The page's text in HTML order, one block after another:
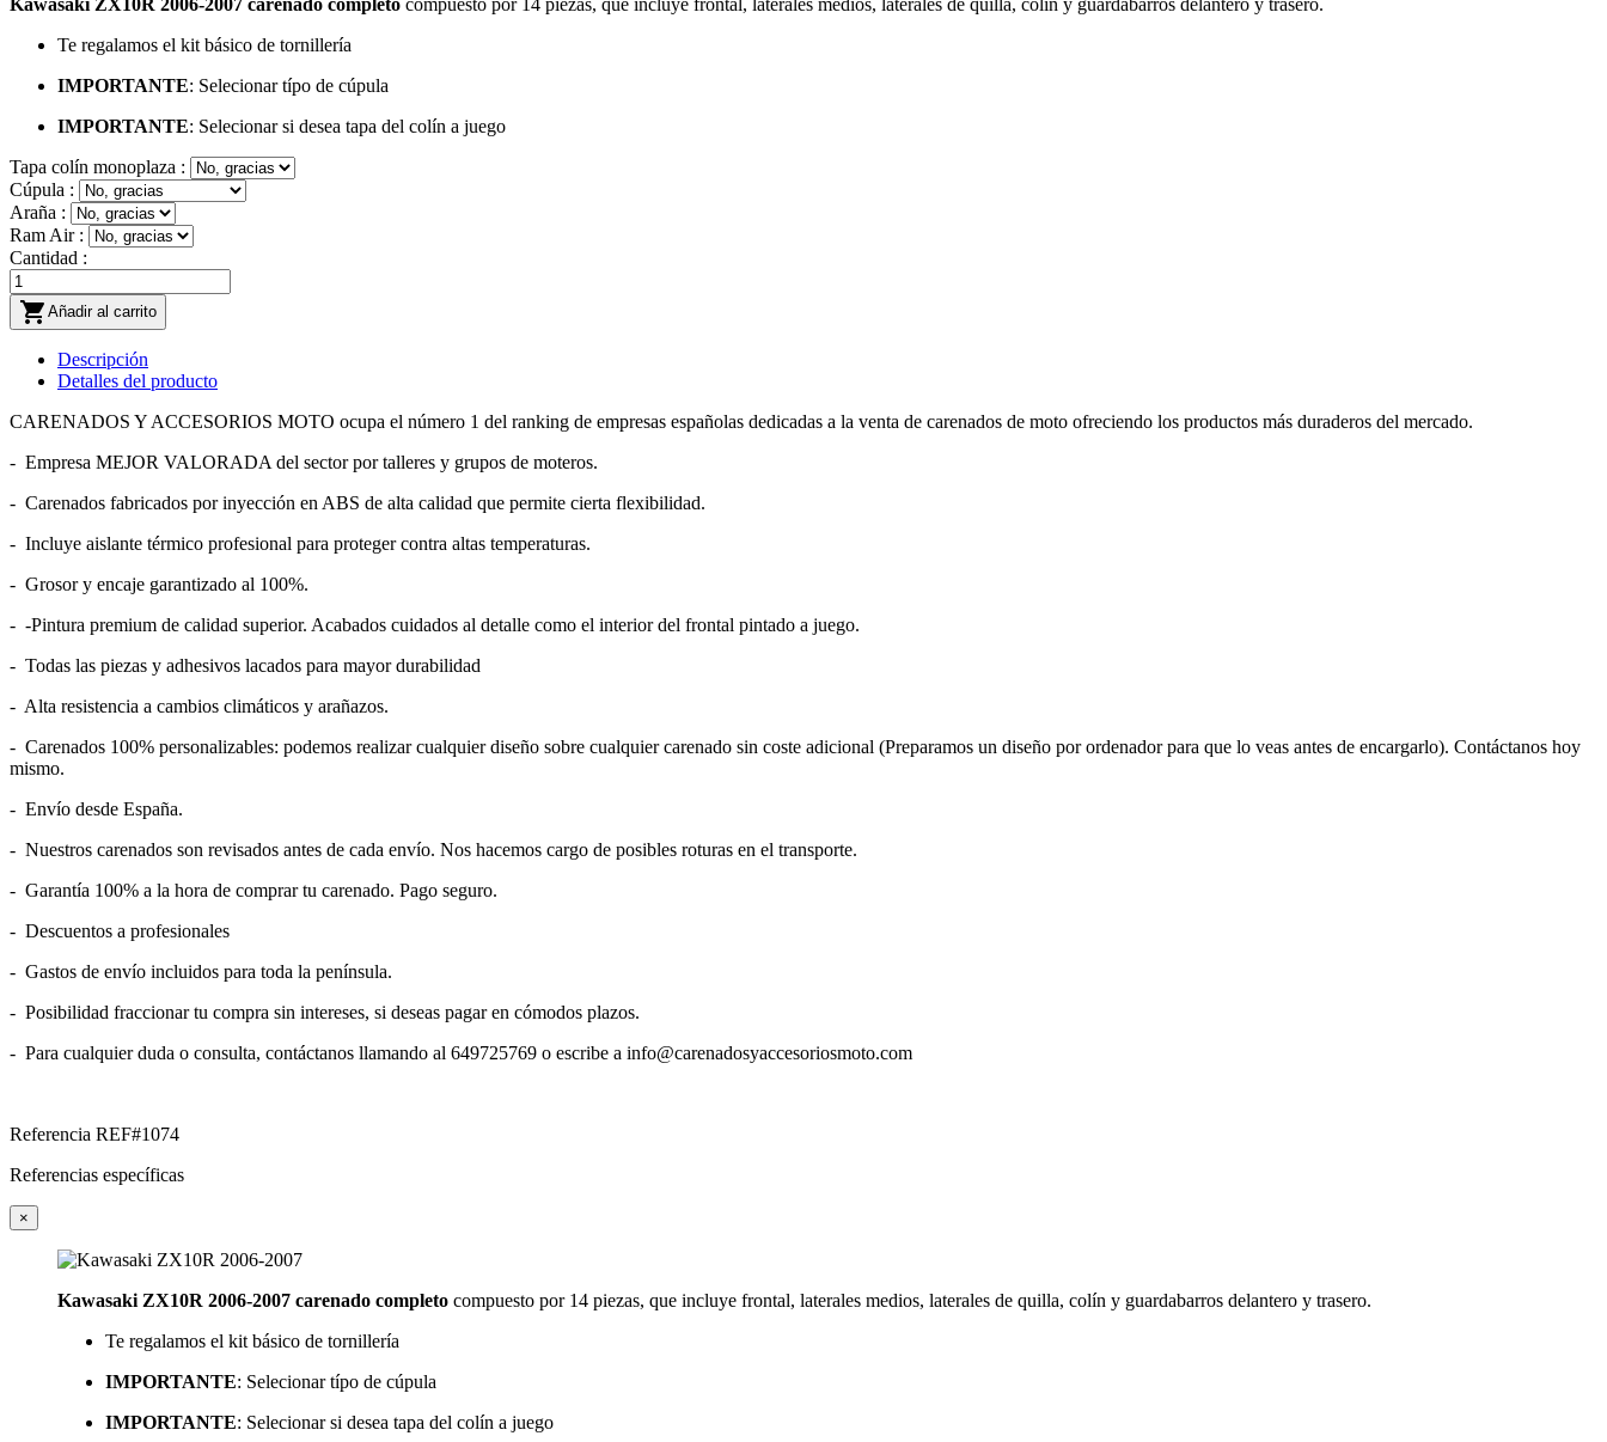
Kawasaki ZX10R 2006-2007 carenado completo compuesto por 14 piezas, que incluye frontal, laterales medios, laterales de quilla, colín y guardabarros delantero y trasero.
Te regalamos el kit básico de tornillería
IMPORTANTE: Selecionar típo de cúpula
IMPORTANTE: Selecionar si desea tapa del colín a juego
Tapa colín monoplaza :
Cúpula :
Araña :
Ram Air :
Cantidad :
 Añadir al carrito
Descripción
Detalles del producto
CARENADOS Y ACCESORIOS MOTO ocupa el número 1 del ranking de empresas españolas dedicadas a la venta de carenados de moto ofreciendo los productos más duraderos del mercado.
- Empresa MEJOR VALORADA del sector por talleres y grupos de moteros.
- Carenados fabricados por inyección en ABS de alta calidad que permite cierta flexibilidad.
- Incluye aislante térmico profesional para proteger contra altas temperaturas.
- Grosor y encaje garantizado al 100%.
- -Pintura premium de calidad superior. Acabados cuidados al detalle como el interior del frontal pintado a juego.
- Todas las piezas y adhesivos lacados para mayor durabilidad
- Alta resistencia a cambios climáticos y arañazos.
- Carenados 100% personalizables: podemos realizar cualquier diseño sobre cualquier carenado sin coste adicional (Preparamos un diseño por ordenador para que lo veas antes de encargarlo). Contáctanos hoy
mismo.
- Envío desde España.
- Nuestros carenados son revisados antes de cada envío. Nos hacemos cargo de posibles roturas en el transporte.
- Garantía 100% a la hora de comprar tu carenado. Pago seguro.
- Descuentos a profesionales
- Gastos de envío incluidos para toda la península.
- Posibilidad fraccionar tu compra sin intereses, si deseas pagar en cómodos plazos.
- Para cualquier duda o consulta, contáctanos llamando al 649725769 o escribe a info@carenadosyaccesoriosmoto.com
Referencia REF#1074
Referencias específicas
×
Kawasaki ZX10R 2006-2007 carenado completo compuesto por 14 piezas, que incluye frontal, laterales medios, laterales de quilla, colín y guardabarros delantero y trasero.
Te regalamos el kit básico de tornillería
IMPORTANTE: Selecionar típo de cúpula
IMPORTANTE: Selecionar si desea tapa del colín a juego